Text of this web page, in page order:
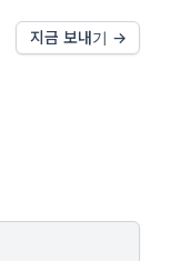
지금 보내기 →